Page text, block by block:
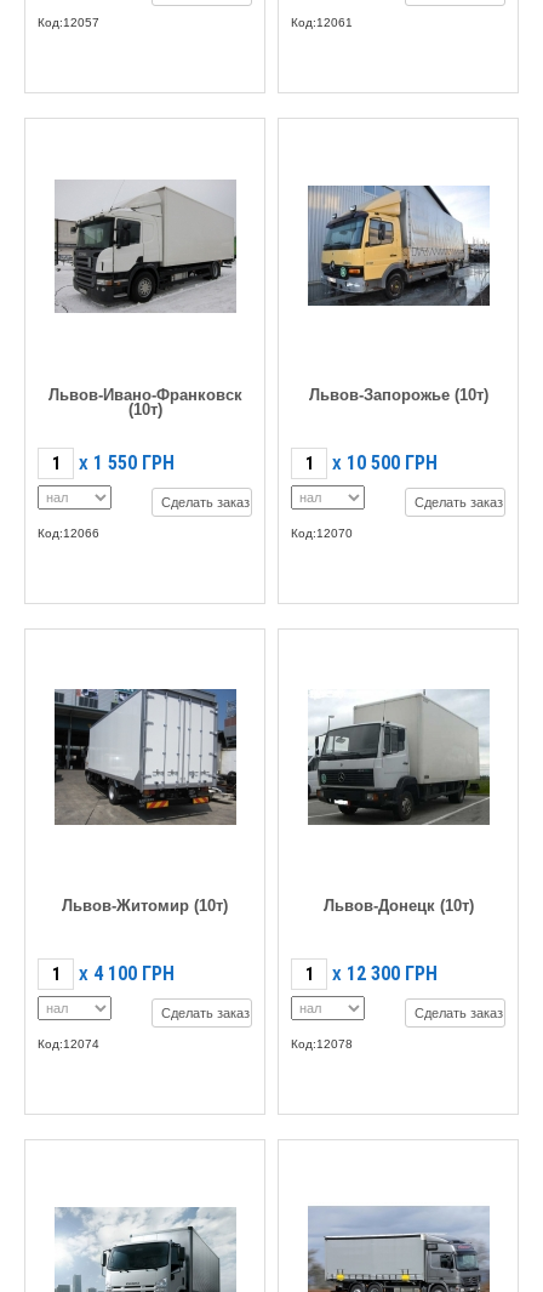
Код:12057 Код:12061
Львов-Ивано-Франковск
(10т)
X 1 550 ГРН
Сделать заказ
Код:12066
Львов-Запорожье (10т)
X 10 500 ГРН
Сделать заказ
Код:12070
Львов-Житомир (10т)
X 4 100 ГРН
Сделать заказ
Код:12074
Львов-Донецк (10т)
X 12 300 ГРН
Сделать заказ
Код:12078